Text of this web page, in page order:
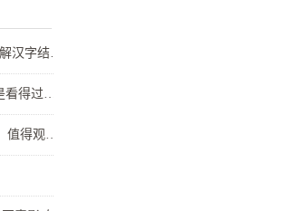
“一个上添下边一个下边”是什么意思？如何帮助你理解汉字结构？
少萝扒开腿㊙️让人桶爽动漫角色颜值在线-网友：真是看得过瘾！
《年轻朋友的妻子3》：深刻的情感纠葛与社会探讨，值得观看吗？